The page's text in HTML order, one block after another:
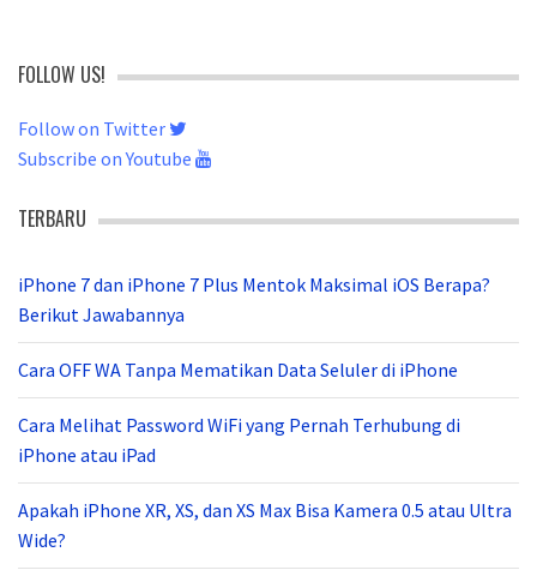
FOLLOW US!
Follow on Twitter
Subscribe on Youtube
TERBARU
iPhone 7 dan iPhone 7 Plus Mentok Maksimal iOS Berapa?
Berikut Jawabannya
Cara OFF WA Tanpa Mematikan Data Seluler di iPhone
Cara Melihat Password WiFi yang Pernah Terhubung di
iPhone atau iPad
Apakah iPhone XR, XS, dan XS Max Bisa Kamera 0.5 atau Ultra
Wide?